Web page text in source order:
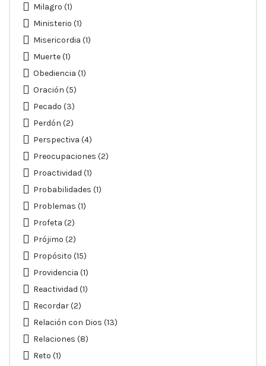
Milagro (1)
Ministerio (1)
Misericordia (1)
Muerte(1)
Obediencia (1)
Oración (5)
Pecado (3)
Perdón (2)
Perspectiva (4)
Preocupaciones (2)
Proactividad (1)
Probabilidades (1)
Problemas (1)
Profeta (2)
Prójimo (2)
Propósito (15)
Providencia (1)
Reactividad (1)
Recordar(2)
Relación con Dios (13)
Relaciones (8)
Reto (1)